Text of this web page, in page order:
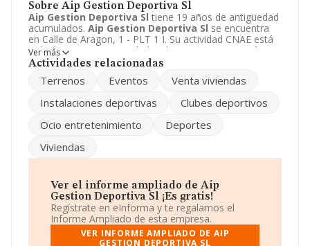
Sobre Aip Gestion Deportiva Sl
Aip Gestion Deportiva Sl tiene 19 años de antigüedad
acumulados. Aip Gestion Deportiva Sl se encuentra
en Calle de Aragon, 1 - PLT 1 I. Su actividad CNAE está
incluida en 9319 - Actividades deportivas n.c.o.p..
Aip
Gestion Deportiva Slestá registrada como Sociedad
rango Menor de 300 mil €.
Ver más
Actividades relacionadas
Terrenos Eventos
Venta viviendas
Instalaciones deportivas
Clubes deportivos
Ocio entretenimiento
Deportes
Viviendas
Ver el informe ampliado de Aip
Gestion Deportiva Sl ¡Es gratis!
Regístrate en eInforma y te regalamos el
Informe Ampliado de esta empresa.
VER INFORME AMPLIADO DE AIP
GESTION DEPORTIVA SL